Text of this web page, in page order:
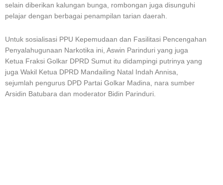
selain diberikan kalungan bunga, rombongan juga disunguhi
pelajar dengan berbagai penampilan tarian daerah.
Untuk sosialisasi PPU Kepemudaan dan Fasilitasi Pencengahan
Penyalahugunaan Narkotika ini, Aswin Parinduri yang juga
Ketua Fraksi Golkar DPRD Sumut itu didampingi putrinya yang
juga Wakil Ketua DPRD Mandailing Natal Indah Annisa,
sejumlah pengurus DPD Partai Golkar Madina, nara sumber
Arsidin Batubara dan moderator Bidin Parinduri.